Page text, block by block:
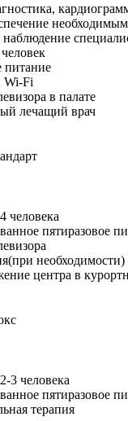
питание
Wi-Fi
в палате
лечащий врач
человека
пятиразовое
необходимости)
центра в
3 человека
пятиразовое
терапия